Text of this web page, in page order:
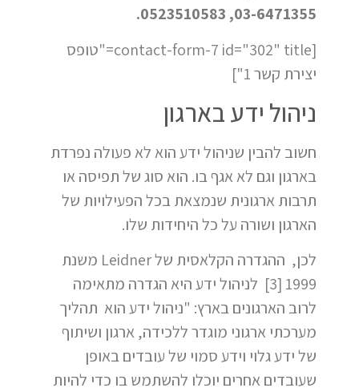
03-6471355, 0523510583.
[contact-form-7 id="302" title="טופס
יצירת קשר 1"]
ניהול ידע בארגון
חשוב להבין שניהול ידע הוא לא פעולה נפרדת
בארגון וגם לא אגף בו. הוא סוג של תפיסה או
תרבות ארגונית שנמצאת בכל הפעילויות של
הארגון ושורה על כל היחידות שלו.
לכן, ההגדרה הקלאסית של Leidner משנת
1999 [3] לניהול ידע היא הגדרה מתאימה
לרוב הארגונים בארץ: "ניהול ידע הוא תהליך
מערכתי ארגוני מוגדר ללכידה, ארגון ושיתוף
של ידע גלוי וידע סמוי של עובדים באופן
שעובדים אחרים יוכלו להשתמש בו כדי להיות